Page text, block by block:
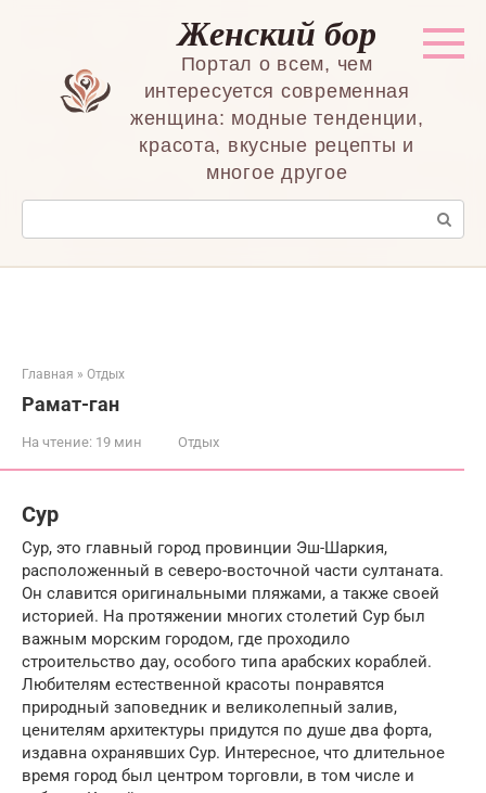
Женский бор
Портал о всем, чем
интересуется современная
женщина: модные тенденции,
красота, вкусные рецепты и
многое другое
Поиск:
Главная » Отдых
Рамат-ган
На чтение: 19 мин Отдых
Сур
Сур, это главный город провинции Эш-Шаркия,
расположенный в северо-восточной части султаната.
Он славится оригинальными пляжами, а также своей
историей. На протяжении многих столетий Сур был
важным морским городом, где проходило
строительство дау, особого типа арабских кораблей.
Любителям естественной красоты понравятся
природный заповедник и великолепный залив,
ценителям архитектуры придутся по душе два форта,
издавна охранявших Сур. Интересное, что длительное
время город был центром торговли, в том числе и